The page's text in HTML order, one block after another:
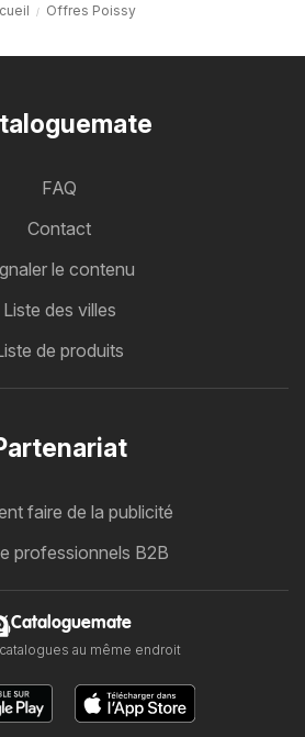
Offres Poissy
FAQ
Contact
le contenu
Liste des villes
de produits
faire de la publicité
professionnels B2B
Cataloguemate
au même endroit